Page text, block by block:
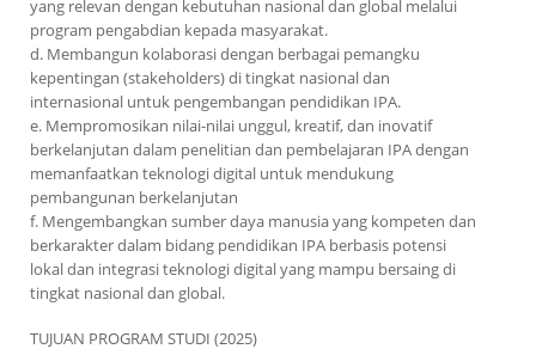
yang relevan dengan kebutuhan nasional dan global melalui
program pengabdian kepada masyarakat.
d. Membangun kolaborasi dengan berbagai pemangku
kepentingan (stakeholders) di tingkat nasional dan
internasional untuk pengembangan pendidikan IPA.
e. Mempromosikan nilai-nilai unggul, kreatif, dan inovatif
berkelanjutan dalam penelitian dan pembelajaran IPA dengan
memanfaatkan teknologi digital untuk mendukung
pembangunan berkelanjutan
f. Mengembangkan sumber daya manusia yang kompeten dan
berkarakter dalam bidang pendidikan IPA berbasis potensi
lokal dan integrasi teknologi digital yang mampu bersaing di
tingkat nasional dan global.
TUJUAN PROGRAM STUDI (2025)